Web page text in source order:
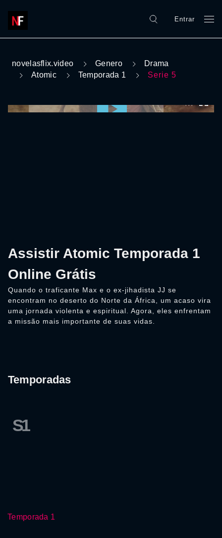
Entrar
novelasflix.video Genero
Drama
Atomic
Temporada 1 Serie 5
Assistir Atomic Temporada 1
Online Grátis
Quando o traficante Max e o ex-jihadista JJ se
encontram no deserto do Norte da África, um acaso vira
uma jornada violenta e espiritual. Agora, eles enfrentam
a missão mais importante de suas vidas.
Temporadas
S1
Temporada 1